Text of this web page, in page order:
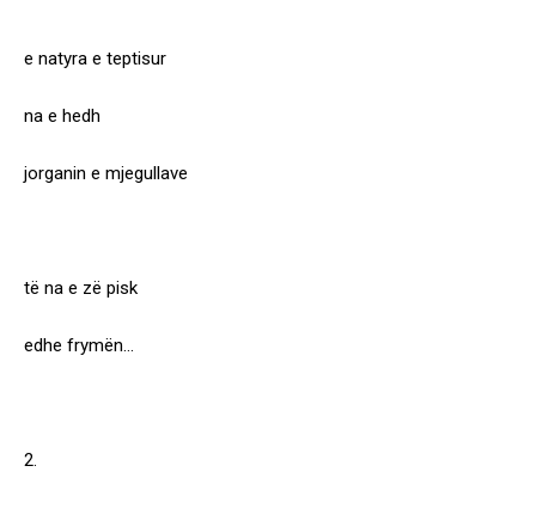
e natyra e teptisur
na e hedh
jorganin e mjegullave
të na e zë pisk
edhe frymën…
2.